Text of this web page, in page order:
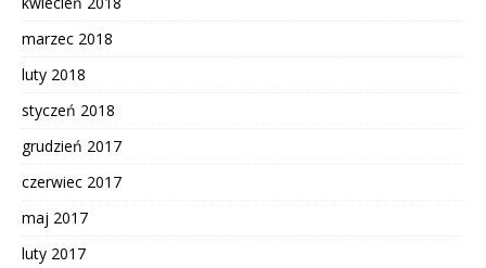
marzec 2018
luty 2018
styczeń 2018
grudzień 2017
czerwiec 2017
maj 2017
luty 2017